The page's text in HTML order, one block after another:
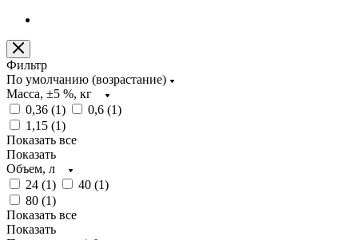
Фильтр
По умолчанию (возрастание)
Масса, ±5 %, кг
0,36 (1) 0,6 (1)
1,15 (1)
Показать все
Показать
Объем, л
24 (1) 40 (1)
80 (1)
Показать все
Показать